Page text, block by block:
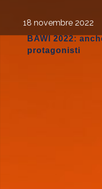
18 novembre 2022
BAWI 2022:
protagonisti